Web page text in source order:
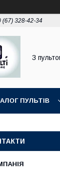
(67) 328-42-34
З
ПУЛЬТІВ